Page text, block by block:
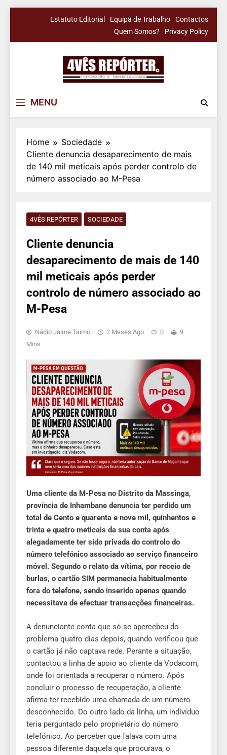
Estatuto Editorial Equipa de Trabalho
Contactos
Quem Somos?
Privacy Policy
MENU
Home
Sociedade
Cliente denuncia desaparecimento de mais
de 140 mil meticais após perder controlo de
número associado ao M-Pesa
4VÊS REPÓRTER SOCIEDADE
Cliente denuncia
desaparecimento de mais de 140
mil meticais após perder
controlo de número associado ao
M-Pesa
Nádio Jaime Taimo 2 Meses Ago 0
9
Mins
Uma cliente da M-Pesa no Distrito da Massinga,
província de Inhambane denuncia ter perdido um
total de Cento e quarenta e nove mil, quinhentos e
trinta e quatro meticais da sua conta após
alegadamente ter sido privada do controlo do
número telefónico associado ao serviço financeiro
móvel. Segundo o relato da vítima, por receio de
burlas, o cartão SIM permanecia habitualmente
fora do telefone, sendo inserido apenas quando
necessitava de efectuar transacções financeiras.
A denunciante conta que só se apercebeu do
problema quatro dias depois, quando verificou que
o cartão já não captava rede. Perante a situação,
contactou a linha de apoio ao cliente da Vodacom,
onde foi orientada a recuperar o número. Após
concluir o processo de recuperação, a cliente
afirma ter recebido uma chamada de um número
desconhecido. Do outro lado da linha, um indivíduo
teria perguntado pelo proprietário do número
telefónico. Ao perceber que falava com uma
pessoa diferente daquela que procurava, o